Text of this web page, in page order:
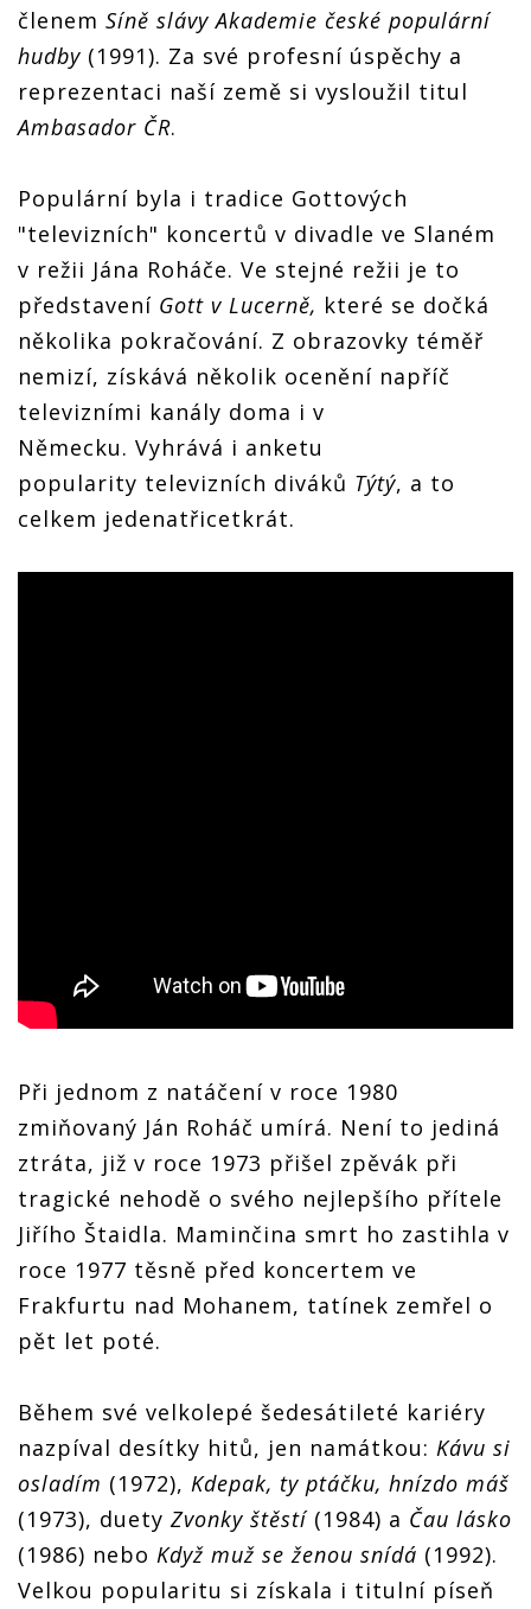
členem Síně slávy Akademie české populární
hudby (1991). Za své profesní úspěchy a
reprezentaci naší země si vysloužil titul
Ambasador ČR.
Populární byla i tradice Gottových
"televizních" koncertů v divadle ve Slaném
v režii Jána Roháče. Ve stejné režii je to
představení Gott v Lucerně, které se dočká
několika pokračování. Z obrazovky téměř
nemizí, získává několik ocenění napříč
televizními kanály doma i v
Německu. Vyhrává i anketu
popularity televizních diváků Týtý, a to
celkem jedenatřicetkrát.
Při jednom z natáčení v roce 1980
zmiňovaný Ján Roháč umírá. Není to jediná
ztráta, již v roce 1973 přišel zpěvák při
tragické nehodě o svého nejlepšího přítele
Jiřího Štaidla. Maminčina smrt ho zastihla v
roce 1977 těsně před koncertem ve
Frakfurtu nad Mohanem, tatínek zemřel o
pět let poté.
Během své velkolepé šedesátileté kariéry
nazpíval desítky hitů, jen namátkou: Kávu si
osladím (1972), Kdepak, ty ptáčku, hnízdo máš
(1973), duety Zvonky štěstí(1984) a Čau lásko
(1986) nebo Když muž se ženou snídá (1992).
Velkou popularitu si získala i titulní píseň